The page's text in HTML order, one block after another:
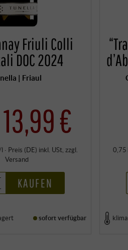
Friuli Colli
DOC 2024
| Friaul
13,99 €
l · Preis (DE) inkl. USt , zzgl.
Versand
KAUFEN
sofort verfügbar
0,75